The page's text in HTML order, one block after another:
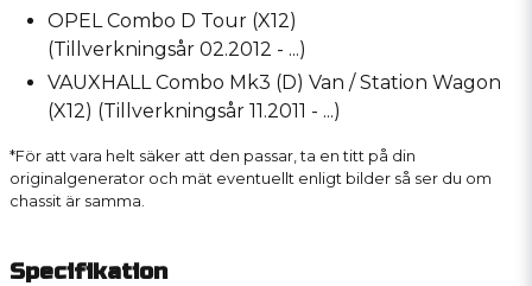
OPEL Combo D Tour (X12)
(Tillverkningsår 02.2012 - ...)
VAUXHALL Combo Mk3 (D) Van / Station Wagon
(X12) (Tillverkningsår 11.2011 - ...)
*För att vara helt säker att den passar, ta en titt på din
originalgenerator och mät eventuellt enligt bilder så ser du om
chassit är samma.
Specifikation